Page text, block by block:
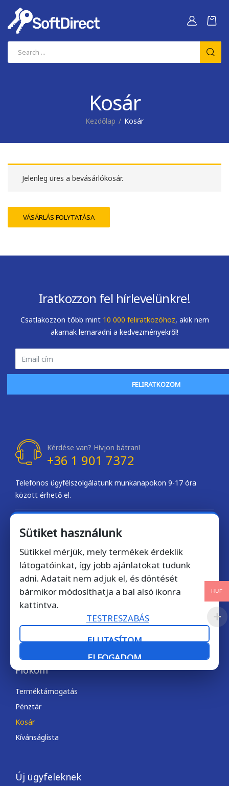
Kosár
Kezdőlap Kosár
Jelenleg üres a bevásárlókosár.
VÁSÁRLÁS FOLYTATÁSA
Iratkozzon fel hírlevelünkre!
Csatlakozzon több mint 10 000 feliratkozóhoz, akik nem
akarnak lemaradni a kedvezményekről!
FELIRATKOZOM
Kérdése van? Hívjon bátran!
+36 1 901 7372
Telefonos ügyfélszolgálatunk munkanapokon 9-17 óra
között érhető el.
Gyorslinkek
Ajánlatkérés
Fiókom
Gyakori kérdések
Fiókom
Terméktámogatás
Pénztár
Kosár
Kívánságlista
Új ügyfeleknek
HUF
Sütiket használunk
Sütikkel mérjük, mely termékek érdeklik
látogatóinkat, így jobb ajánlatokat tudunk
adni. Adatait nem adjuk el, és döntését
bármikor módosíthatja a bal alsó ikonra
kattintva.
TESTRESZABÁS
ELUTASÍTOM
ELFOGADOM